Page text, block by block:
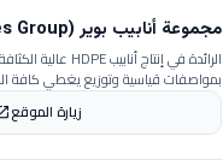
مجموعة أنابيب بوير (Bwer Pipes Group)
بمواصفات قياسية وتوزيع يغطي كافة
زيارة الموقع